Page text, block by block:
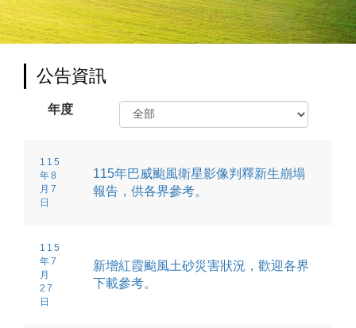
公告資訊
年度
115
年8
月7
日
115年巴威颱風衛星影像判釋新生崩塌
報告，供各界參考。
115
年7
月
27
日
新增紅霞颱風土砂災害狀況，歡迎各界
下載參考。